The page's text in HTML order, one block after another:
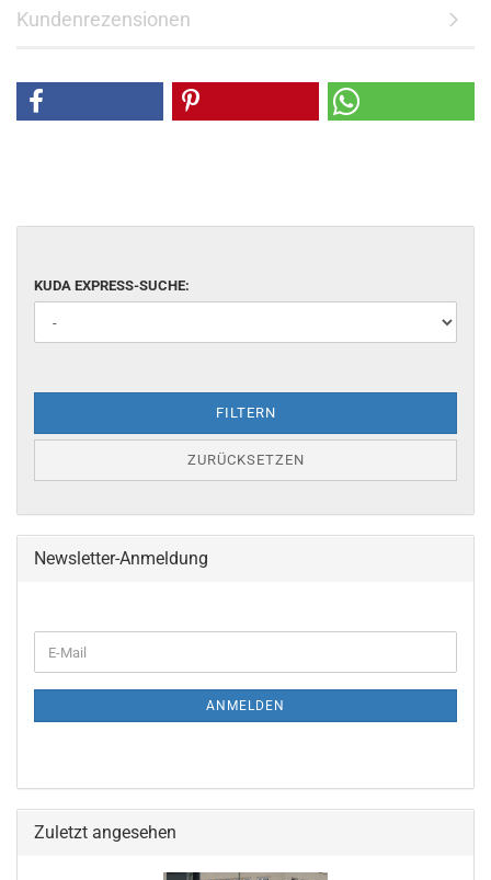
Kundenrezensionen
KUDA EXPRESS-SUCHE:
FILTERN
ZURÜCKSETZEN
Newsletter-Anmeldung
ANMELDEN
Zuletzt angesehen